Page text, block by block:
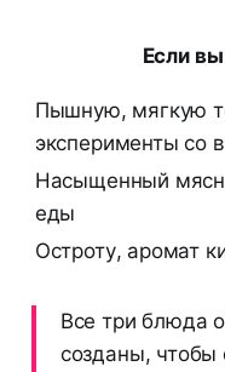
Если
Пышную, мягкую
эксперименты со
Насыщенный
еды
Остроту, аромат
Все три блюда
созданы, чтобы